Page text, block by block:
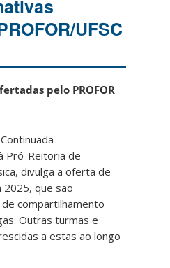
UFSC
pelo PROFOR
–
Pró-Reitoria de
divulga a oferta de
que são
compartilhamento
Outras turmas e
a estas ao longo